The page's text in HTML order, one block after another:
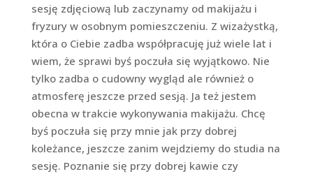
sesję zdjęciową lub zaczynamy od makijażu i
fryzury w osobnym pomieszczeniu. Z wizażystką,
która o Ciebie zadba współpracuję już wiele lat i
wiem, że sprawi byś poczuła się wyjątkowo. Nie
tylko zadba o cudowny wygląd ale również o
atmosferę jeszcze przed sesją. Ja też jestem
obecna w trakcie wykonywania makijażu. Chcę
byś poczuła się przy mnie jak przy dobrej
koleżance, jeszcze zanim wejdziemy do studia na
sesję. Poznanie się przy dobrej kawie czy